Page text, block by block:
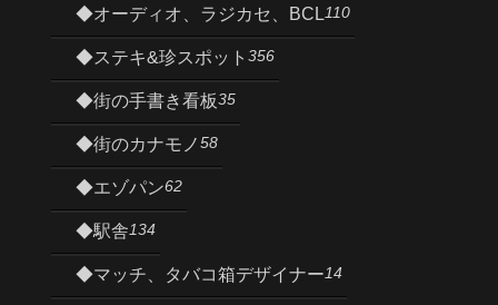
◆オーディオ、ラジカセ、BCL110
◆ステキ&珍スポット 356
◆街の手書き看板35
◆街のカナモノ58
◆エゾパン62
◆駅舎134
◆マッチ、タバコ箱デザイナー14